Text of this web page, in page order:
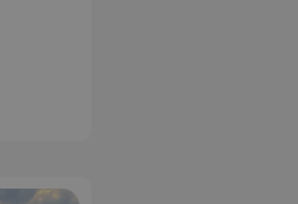
Αυτό το cookie χρησιμοποιείται